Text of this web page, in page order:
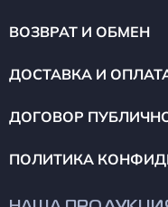
ВОЗВРАТ И ОБМЕН
ДОСТАВКА И
ДОГОВОР
ПОЛИТИКА